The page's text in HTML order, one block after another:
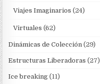
Viajes Imaginarios (24)
Virtuales (62)
Dinámicas de Colección (29)
Estructuras Liberadoras (27)
Ice breaking (11)